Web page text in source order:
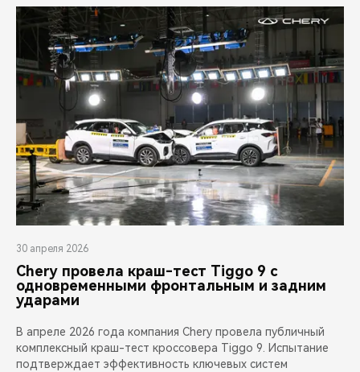
30 апреля 2026
Chery провела краш-тест Tiggo 9 с
одновременными фронтальным и задним
ударами
В апреле 2026 года компания Chery провела публичный
комплексный краш-тест кроссовера Tiggo 9. Испытание
подтверждает эффективность ключевых систем